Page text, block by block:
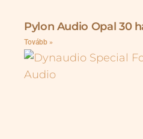
Pylon Audio Opal 30
Tovább »